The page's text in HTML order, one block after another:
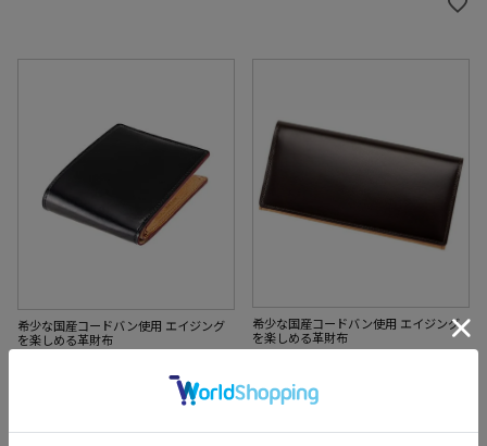
希少な国産コードバン使用 エイジング
を楽しめる革財布
シェルコードバン＆ヴァケッ
希少な国産コードバン使用 エイジング
を楽しめる革財布
｜オイルシェルコードバン＆